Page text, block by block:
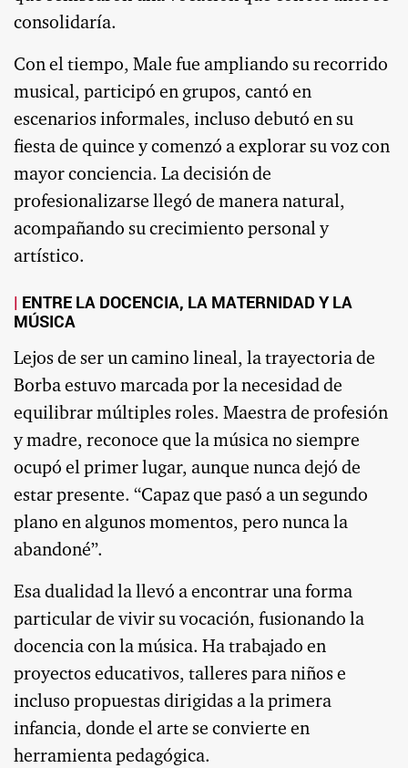
consolidaría.
Con el tiempo, Male fue ampliando su recorrido
musical, participó en grupos, cantó en
escenarios informales, incluso debutó en su
fiesta de quince y comenzó a explorar su voz con
mayor conciencia. La decisión de
profesionalizarse llegó de manera natural,
acompañando su crecimiento personal y
artístico.
ENTRE LA DOCENCIA, LA MATERNIDAD Y LA
MÚSICA
Lejos de ser un camino lineal, la trayectoria de
Borba estuvo marcada por la necesidad de
equilibrar múltiples roles. Maestra de profesión
y madre, reconoce que la música no siempre
ocupó el primer lugar, aunque nunca dejó de
estar presente. “Capaz que pasó a un segundo
plano en algunos momentos, pero nunca la
abandoné”.
Esa dualidad la llevó a encontrar una forma
particular de vivir su vocación, fusionando la
docencia con la música. Ha trabajado en
proyectos educativos, talleres para niños e
incluso propuestas dirigidas a la primera
infancia, donde el arte se convierte en
herramienta pedagógica.